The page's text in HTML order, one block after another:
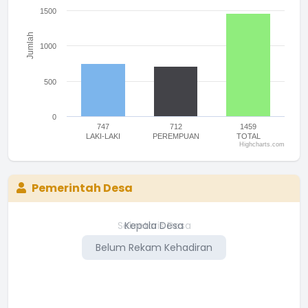
Jumlah
747
LAKI-LAKI
712
PEREMPUAN
1459
TOTAL
0
500
1000
1500
Highcharts.com
Pemerintah Desa
Kepala Desa
Belum Rekam Kehadiran
Sekretaris Desa
Belum Rekam Kehadiran